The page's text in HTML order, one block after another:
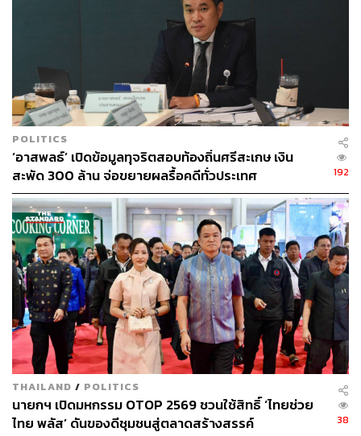
ส่วนที่เหตุใดการทำโครงการใหญ่นี้จึงไม่ถูกบรรจุไว้ใน
นโยบายรัฐบาล พิพัฒน์ระบุว่า โครงการดังกล่าวเป็นนโยบาย
ของพรรคภูมิใจไทยตั้งแต่ปี 2562 ซึ่งนายกรัฐมนตรีได้เคยพูด
มาแล้วก่อนหน้านี้ และถือเป็นนโยบายธงเดิมที่ทำการหาเสียง​
และเมื่อกลับมาดูแลกระทรวงคมนาคม จึงนำมาเป็นธงใน
การดำเนินการต่อ
TAGS: NGO
กระทรวงการคลัง
พิพัฒน์ รัชกิจประการ
กระทรวงคมนาคม
แลนด์บริดจ์
นายกรัฐมนตรี
EEC
ทำเนียบรัฐบาล ชุมพร
คลองไทย
อนุทิน ชาญวีรกูล
พรรคภูมิใจไทย
136
ABOUT THE AUTHOR
POLITICS
‘อาสพลธ์’ เปิดข้อมูลทุจริตสอบท้องถิ่นศรีสะเกษ เงิน
สะพัด 300 ล้าน จ่อขยายผลรื้อคดีทั่วประเทศ
192
THAILAND / POLITICS
นายกฯ เปิดมหกรรม OTOP 2569 ชวนใช้สิทธิ์ ‘ไทยช่วย
ไทย พลัส’ ดันของดีชุมชนสู่ตลาดสร้างสรรค์
38